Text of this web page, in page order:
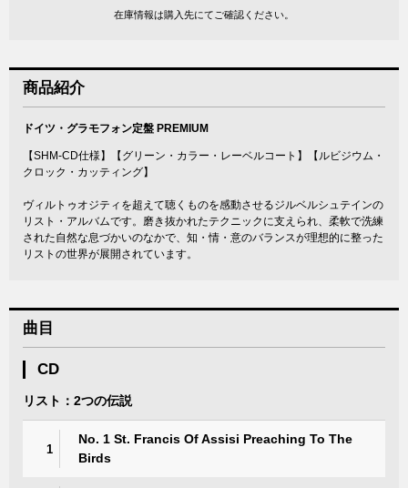
在庫情報は購入先にてご確認ください。
商品紹介
ドイツ・グラモフォン定盤 PREMIUM
【SHM-CD仕様】【グリーン・カラー・レーベルコート】【ルビジウム・
クロック・カッティング】
ヴィルトゥオジティを超えて聴くものを感動させるジルベルシュテインの
リスト・アルバムです。磨き抜かれたテクニックに支えられ、柔軟で洗練
された自然な息づかいのなかで、知・情・意のバランスが理想的に整った
リストの世界が展開されています。
曲目
CD
リスト：2つの伝説
1
No. 1 St. Francis Of Assisi Preaching To The
Birds